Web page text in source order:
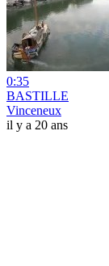
0:35
BASTILLE
Vinceneux
il y a 20 ans